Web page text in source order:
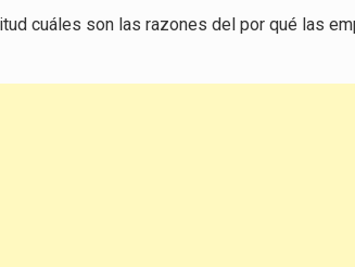
cuáles son las razones del por qué las